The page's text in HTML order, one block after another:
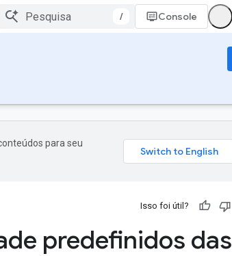
/ Console
para seu
Isso foi útil?
predefinidos das